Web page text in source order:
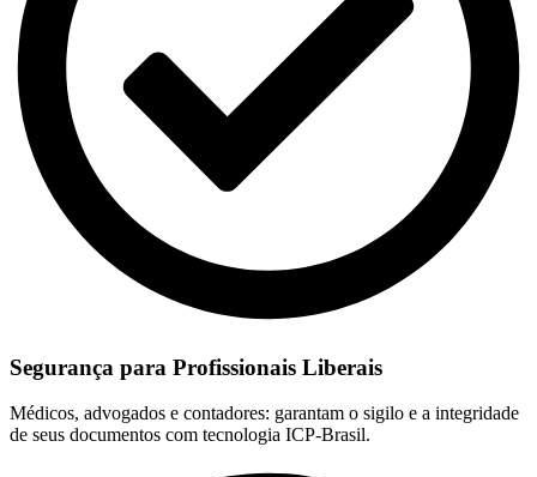
Segurança para Profissionais Liberais
Médicos, advogados e contadores: garantam o sigilo e a integridade
de seus documentos com tecnologia ICP-Brasil.